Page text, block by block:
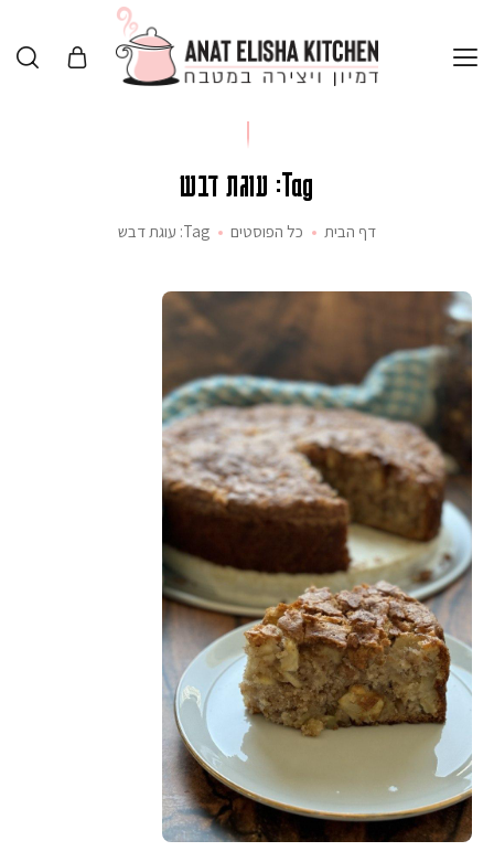
Tag: עוגת דבש
דף הבית כל הפוסטים Tag: עוגת דבש